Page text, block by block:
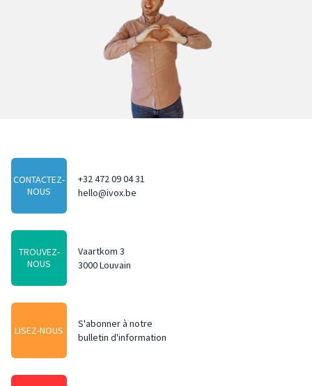
CONTACTEZ-
NOUS
+32 472 09 04 31
hello@ivox.be
TROUVEZ-
NOUS
Vaartkom 3
3000 Louvain
LISEZ-NOUS
S'abonner à notre
bulletin d'information